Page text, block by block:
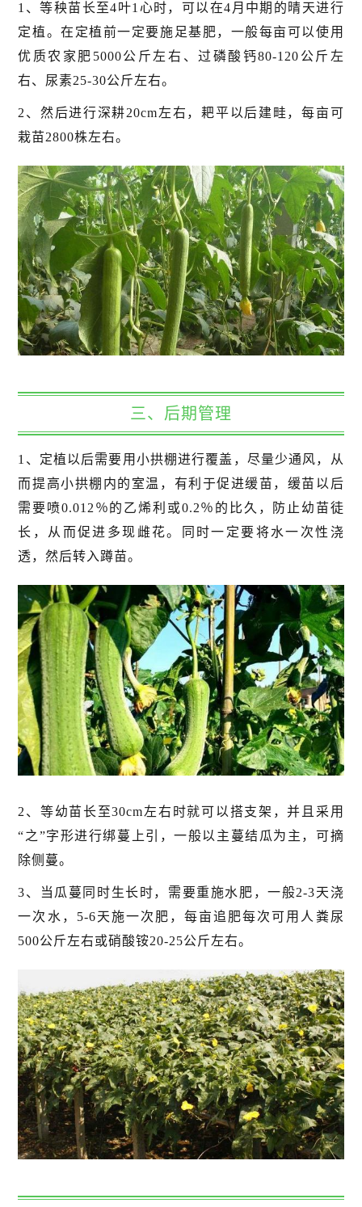
1、等秧苗长至4叶1心时，可以在4月中期的晴天进行
定植。在定植前一定要施足基肥，一般每亩可以使用
优质农家肥5000公斤左右、过磷酸钙80-120公斤左
右、尿素25-30公斤左右。
2、然后进行深耕20cm左右，耙平以后建畦，每亩可
栽苗2800株左右。
三、后期管理
1、定植以后需要用小拱棚进行覆盖，尽量少通风，从
而提高小拱棚内的室温，有利于促进缓苗，缓苗以后
需要喷0.012％的乙烯利或0.2％的比久，防止幼苗徒
长，从而促进多现雌花。同时一定要将水一次性浇
透，然后转入蹲苗。
2、等幼苗长至30cm左右时就可以搭支架，并且采用
“之”字形进行绑蔓上引，一般以主蔓结瓜为主，可摘
除侧蔓。
3、当瓜蔓同时生长时，需要重施水肥，一般2-3天浇
一次水，5-6天施一次肥，每亩追肥每次可用人粪尿
500公斤左右或硝酸铵20-25公斤左右。